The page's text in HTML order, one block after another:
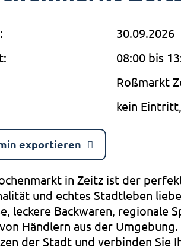
30.09.2026
08:00 bis
Roßmarkt
kein Eintritt,
exportieren
in Zeitz ist der
und echtes Stadtleben
leckere Backwaren, regionale
Händlern aus der
der Stadt und verbinden Sie